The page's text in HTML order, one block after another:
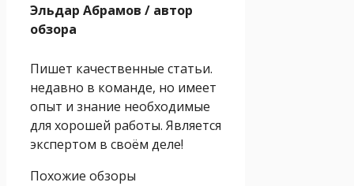
Эльдар Абрамов / автор
обзора
Пишет качественные статьи.
недавно в команде, но имеет
опыт и знание необходимые
для хорошей работы. Является
экспертом в своём деле!
Похожие обзоры